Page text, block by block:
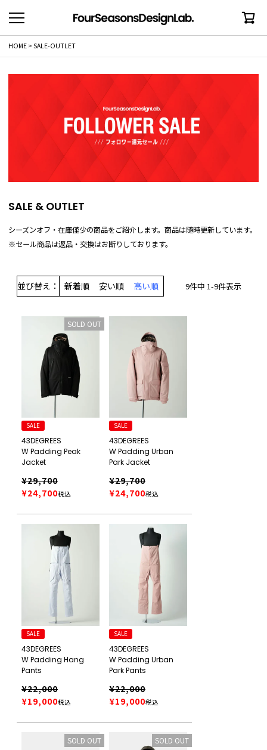
HOME SALE-OUTLET
SALE & OUTLET
シーズンオフ・在庫僅少の商品をご紹介します。商品は随時更新しています。
※セール商品は返品・交換はお断りしております。
並び替え 新着順 安い順 高い順 9件中 1-9件表示
SALE
43DEGREES
W Padding Peak
Jacket
¥29,700
¥24,700税込
SOLD OUT
SALE
43DEGREES
W Padding Urban
Park Jacket
¥29,700
¥24,700税込
SALE
43DEGREES
W Padding Hang
Pants
¥22,000
¥19,000税込
SALE
43DEGREES
W Padding Urban
Park Pants
¥22,000
¥19,000税込
SOLD OUT SOLD OUT